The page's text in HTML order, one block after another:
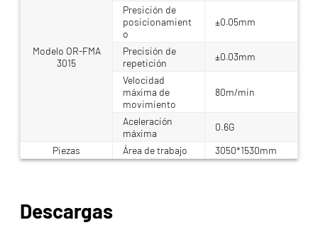
Modelo OR-FMA
3015
Presición de
posicionamient
o
±0.05mm
Precisión de
repetición
±0.03mm
Velocidad
máxima de
movimiento
80m/min
Aceleración
máxima
0.6G
Piezas
Área de trabajo 3050*1530mm
Descargas